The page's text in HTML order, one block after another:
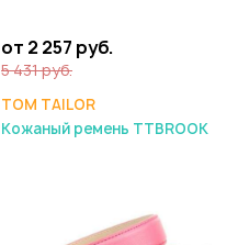
от 2 257 руб.
5 431 руб.
TOM TAILOR
Кожаный ремень TTBROOK